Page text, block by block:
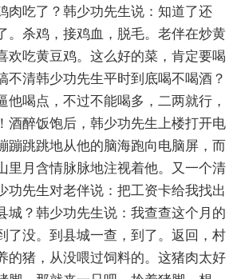
肉吃了？韩少功先生说：知道了还
。杀鸡，接鸡血，脱毛。老伴在炒黄
欢吃黄豆鸡。这么好的菜，肯定要喝
不清韩少功先生平时到底喝不喝酒？
他喝点，不过不能喝多，二两就行，
酒醉饭饱后，韩少功先生上楼打开电
蹦跳跳地从他的脑海跑向电脑屏，而
里月含情脉脉地注视着他。又一个清
功先生对老伴说：把工资卡给我找出
城？韩少功先生说：我查查这个月的
了没。到县城一查，到了。返回，村
的猪，从没喂过饲料的。这猪肉太好